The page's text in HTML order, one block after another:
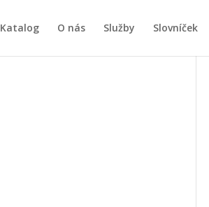
Katalog O nás Služby Slovníček